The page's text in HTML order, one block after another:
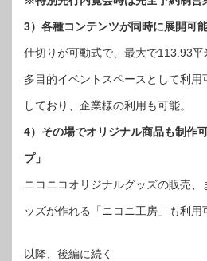
3）各種コンテンツが同時に展開可
仕切りが可動式で、最大で113.93
多目的イベントスペースとして利
しており、企業様の利用も可能。
4）その場でオリジナル商品も制作
プ」
ニコニコオリジナルグッズの販売
ッズが作れる「ニコニ工房」も利用
以降、後編に続く